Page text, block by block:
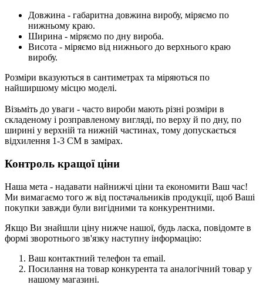
Довжина - габаритна довжина виробу, міряємо по
нижньому краю.
Ширина - міряємо по дну вироба.
Висота - міряємо від нижнього до верхнього краю
виробу.
Розміри вказуються в сантиметрах та міряються по
найширшому місцю моделі.
Візьміть до уваги - часто вироби мають різні розміри в
складеному і розправленому вигляді, по верху й по дну, по
ширині у верхній та нижній частинах, тому допускається
відхилення 1-3 СМ в замірах.
Контроль кращої ціни
Наша мета - надавати найнижчі ціни та економити Ваш час!
Ми вимагаємо того ж від постачальників продукції, щоб Ваші
покупки завжди були вигідними та конкурентними.
Якщо Ви знайшли ціну нижче нашої, будь ласка, повідомте в
формі зворотнього зв'язку наступну інформацію:
Ваш контактний телефон та email.
Посилання на товар конкурента та аналогічний товар у
нашому магазині.